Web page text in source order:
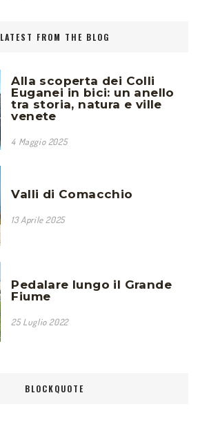
LATEST FROM THE BLOG
Alla scoperta dei Colli
Euganei in bici: un anello
tra storia, natura e ville
venete
4 Maggio 2025
Valli di Comacchio
13 Aprile 2025
Pedalare lungo il Grande
Fiume
25 Luglio 2022
BLOCKQUOTE